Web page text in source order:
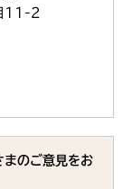
11-2
まのご意見をお